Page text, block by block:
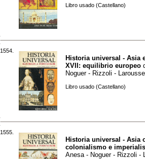
Libro usado (Castellano)
1554.
Historia universal - Asia
XVII: equilibrio europeo
Noguer - Rizzoli - Larousse
Libro usado (Castellano)
1555.
Historia universal - Asia
colonialismo e
Anesa - Noguer - Rizzoli -